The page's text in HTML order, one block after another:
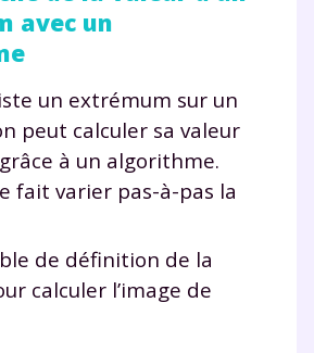
avec un
un extrémum sur un
peut calculer sa valeur
à un algorithme.
fait varier pas-à-pas la
de définition de la
calculer l’image de